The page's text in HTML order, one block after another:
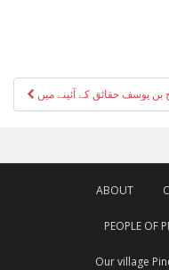
Post
navigation
بن یوسف حقائق کے آئینے میں
ABOUT
PEOPLE OF
Our village